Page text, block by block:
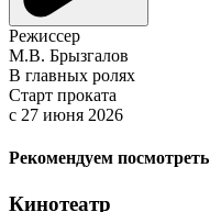
Режиссер
М.В. Брызгалов
В главных ролях
Старт проката
c 27 июня 2026
Рекомендуем посмотреть
Кинотеатр